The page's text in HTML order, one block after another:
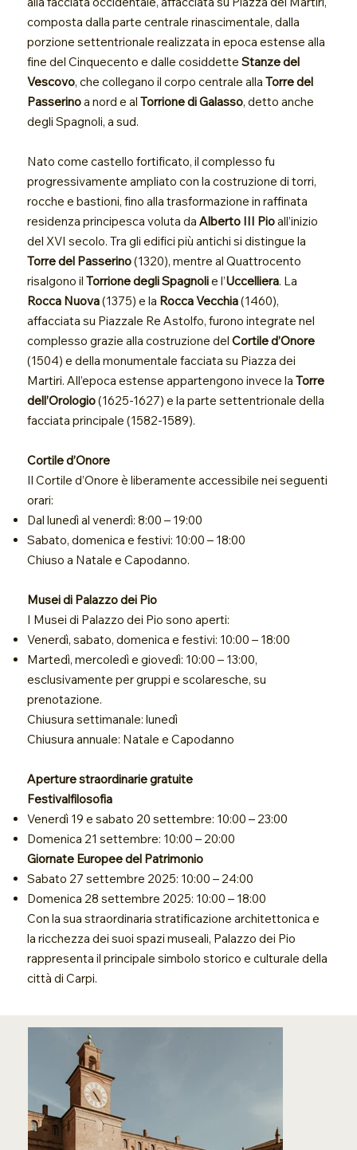
composta dalla parte centrale rinascimentale, dalla
porzione settentrionale realizzata in epoca estense alla
fine del Cinquecento e dalle cosiddetteStanze del
Vescovo, che collegano il corpo centrale allaTorre del
Passerinoa nord e alTorrione di Galasso, detto anche
degli Spagnoli, a sud.
Nato come castello fortificato, il complesso fu
progressivamente ampliato con la costruzione di torri,
rocche e bastioni, fino alla trasformazione in raffinata
residenza principesca voluta daAlberto III Pioall’inizio
del XVI secolo. Tra gli edifici più antichi si distingue la
Torre del Passerino(1320), mentre al Quattrocento
risalgono ilTorrione degli Spagnolie l’Uccelliera. La
Rocca Nuova(1375) e la Rocca Vecchia(1460),
affacciata su Piazzale Re Astolfo, furono integrate nel
complesso grazie alla costruzione delCortile d’Onore
(1504) e della monumentale facciata su Piazza dei
Martiri. All’epoca estense appartengono invece laTorre
dell’Orologio(1625-1627) e la parte settentrionale della
facciata principale (1582-1589).
Cortile d’Onore
Il Cortile d’Onore è liberamente accessibile nei seguenti
orari:
Dal lunedì al venerdì: 8:00 – 19:00
Sabato, domenica e festivi: 10:00 – 18:00
Chiuso a Natale e Capodanno.
Musei di Palazzo dei Pio
I Musei di Palazzo dei Pio sono aperti:
Venerdì, sabato, domenica e festivi: 10:00 – 18:00
Martedì, mercoledì e giovedì: 10:00 – 13:00,
esclusivamente per gruppi e scolaresche, su
prenotazione.
Chiusura settimanale: lunedì
Chiusura annuale: Natale e Capodanno
Aperture straordinarie gratuite
Festivalfilosofia
Venerdì 19 e sabato 20 settembre: 10:00 – 23:00
Domenica 21 settembre: 10:00 – 20:00
Giornate Europee del Patrimonio
Sabato 27 settembre 2025: 10:00 – 24:00
Domenica 28 settembre 2025: 10:00 – 18:00
Con la sua straordinaria stratificazione architettonica e
la ricchezza dei suoi spazi museali, Palazzo dei Pio
rappresenta il principale simbolo storico e culturale della
città di Carpi.